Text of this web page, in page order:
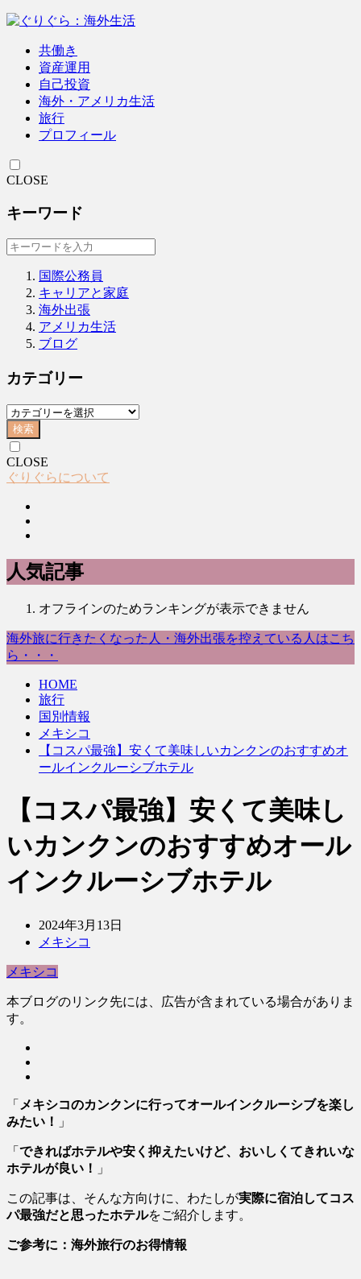
共働き
資産運用
自己投資
海外・アメリカ生活
旅行
プロフィール
CLOSE
キーワード
国際公務員
キャリアと家庭
海外出張
アメリカ生活
ブログ
カテゴリー
検索
CLOSE
ぐりぐらについて
人気記事
オフラインのためランキングが表示できません
海外旅に行きたくなった人・海外出張を控えている人はこち
ら・・・
HOME
旅行
国別情報
メキシコ
【コスパ最強】安くて美味しいカンクンのおすすめオ
ールインクルーシブホテル
【コスパ最強】安くて美味し
いカンクンのおすすめオール
インクルーシブホテル
2024年3月13日
メキシコ
メキシコ
本ブログのリンク先には、広告が含まれている場合がありま
す。
「 メキシコのカンクンに行ってオールインクルーシブを楽し
みたい！
」
「 できればホテルや安く抑えたいけど、おいしくてきれいな
ホテルが良い！
」
この記事は、そんな方向けに、わたしが実際に宿泊してコス
パ最強だと思ったホテルをご紹介します。
ご参考に：海外旅行のお得情報